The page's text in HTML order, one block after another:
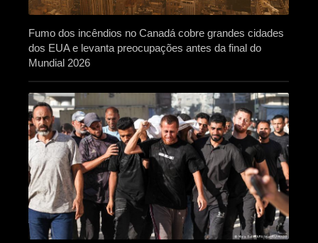
Fumo dos incêndios no Canadá cobre grandes cidades
dos EUA e levanta preocupações antes da final do
Mundial 2026